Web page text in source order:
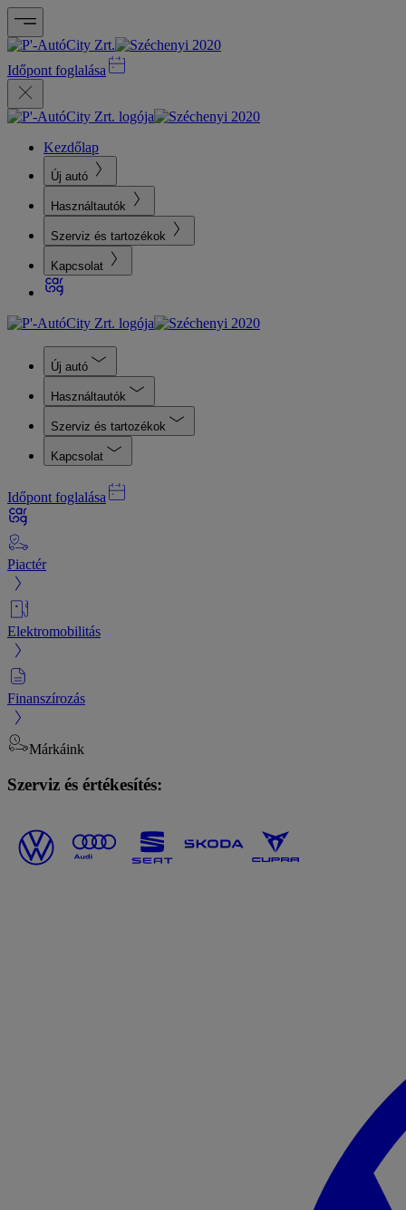
Időpont foglalása
Kezdőlap
Új autó
Használtautók
Szerviz és tartozékok
Kapcsolat
Új autó
Használtautók
Szerviz és tartozékok
Kapcsolat
Időpont foglalása
Piactér
Elektromobilitás
Finanszírozás
Márkáink
Szerviz és értékesítés: